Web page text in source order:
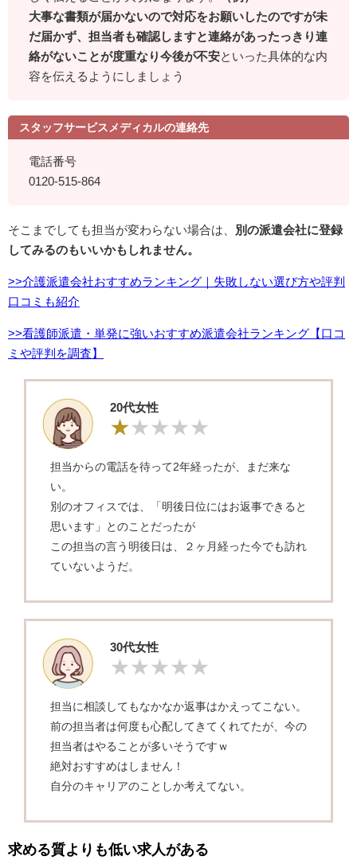
大事な書類が届かないので対応をお願いしたのですが未
だ届かず、担当者も確認しますと連絡があったっきり連
絡がないことが度重なり今後が不安といった具体的な内
容を伝えるようにしましょう
スタッフサービスメディカルの連絡先
電話番号
0120-515-864
そこまでしても担当が変わらない場合は、 別の派遣会社に登録
してみるのもいいかもしれません。
>>介護派遣会社おすすめランキング｜失敗しない選び方や評判
口コミも紹介
>>看護師派遣・単発に強いおすすめ派遣会社ランキング【口コ
ミや評判を調査】
20代女性
担当からの電話を待って2年経ったが、まだ来な
い。
別のオフィスでは、「明後日位にはお返事できると
思います」とのことだったが
この担当の言う明後日は、２ヶ月経った今でも訪れ
ていないようだ。
30代女性
担当に相談してもなかなか返事はかえってこない。
前の担当者は何度も心配してきてくれてたが、今の
担当者はやることが多いそうですｗ
絶対おすすめはしません！
自分のキャリアのことしか考えてない。
求める質よりも低い求人がある